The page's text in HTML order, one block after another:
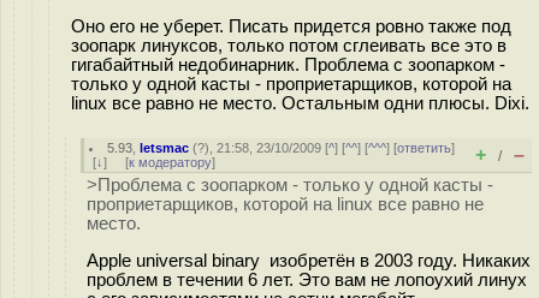
Оно его не уберет. Писать придется ровно также под
зоопарк линуксов, только потом сглеивать все это в
гигабайтный недобинарник. Проблема с зоопарком -
только у одной касты - проприетарщиков, которой на
linux все равно не место. Остальным одни плюсы. Dixi.
5.93 ,letsmac (?), 21:58, 23/10/2009 [^] [^^] [^^^] [ответить]
[↓] [к модератору] + / –
>Проблема с зоопарком - только у одной касты -
проприетарщиков, которой на linux все равно не
место.
Apple universal binary изобретён в 2003 году. Никаких
проблем в течении 6 лет. Это вам не лопоухий линух